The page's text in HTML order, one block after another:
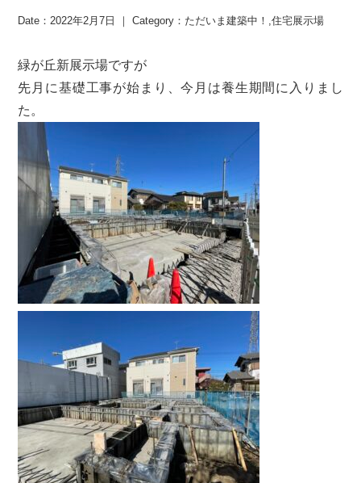
Date：2022年2月7日 ｜ Category： ただいま建築中！ ,住宅展示場
緑が丘新展示場ですが
先月に基礎工事が始まり、今月は養生期間に入りまし
た。